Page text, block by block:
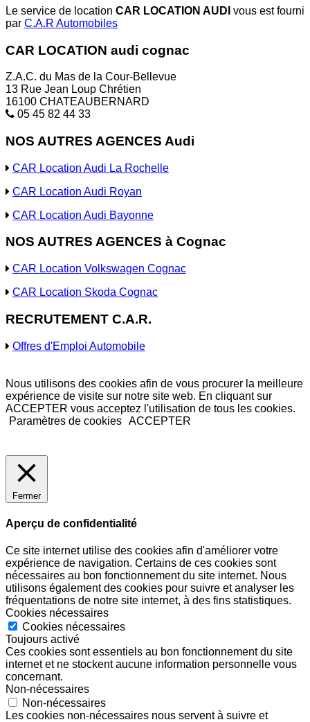
Le service de location CAR LOCATION AUDI vous est fourni
par C.A.R Automobiles
CAR LOCATION audi cognac
Z.A.C. du Mas de la Cour-Bellevue
13 Rue Jean Loup Chrétien
16100 CHATEAUBERNARD
05 45 82 44 33
NOS AUTRES AGENCES Audi
CAR Location Audi La Rochelle
CAR Location Audi Royan
CAR Location Audi Bayonne
NOS AUTRES AGENCES à Cognac
CAR Location Volkswagen Cognac
CAR Location Skoda Cognac
RECRUTEMENT C.A.R.
Offres d'Emploi Automobile
Nous utilisons des cookies afin de vous procurer la meilleure
expérience de visite sur notre site web. En cliquant sur
ACCEPTER vous acceptez l'utilisation de tous les cookies.
Paramètres de cookies ACCEPTER
Fermer
Aperçu de confidentialité
Ce site internet utilise des cookies afin d'améliorer votre
expérience de navigation. Certains de ces cookies sont
nécessaires au bon fonctionnement du site internet. Nous
utilisons également des cookies pour suivre et analyser les
fréquentations de notre site internet, à des fins statistiques.
Cookies nécessaires
Cookies nécessaires
Toujours activé
Ces cookies sont essentiels au bon fonctionnement du site
internet et ne stockent aucune information personnelle vous
concernant.
Non-nécessaires
Non-nécessaires
Les cookies non-nécessaires nous servent à suivre et